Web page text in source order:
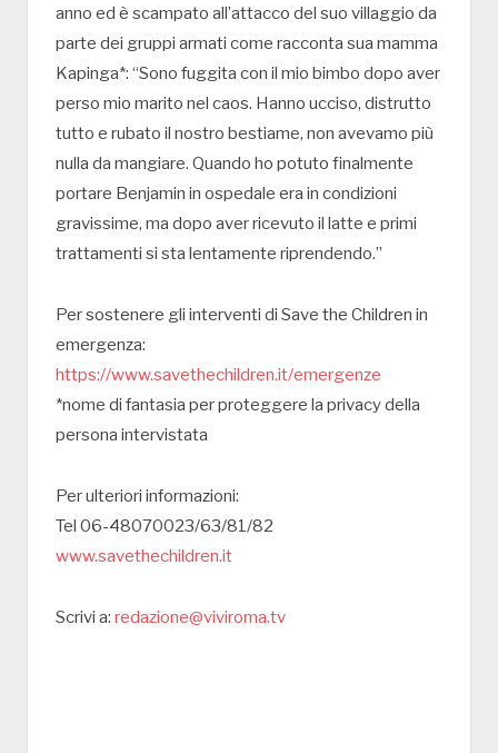
anno ed è scampato all’attacco del suo villaggio da
parte dei gruppi armati come racconta sua mamma
Kapinga*: “Sono fuggita con il mio bimbo dopo aver
perso mio marito nel caos. Hanno ucciso, distrutto
tutto e rubato il nostro bestiame, non avevamo più
nulla da mangiare. Quando ho potuto finalmente
portare Benjamin in ospedale era in condizioni
gravissime, ma dopo aver ricevuto il latte e primi
trattamenti si sta lentamente riprendendo.”
Per sostenere gli interventi di Save the Children in
emergenza:
https://www.savethechildren.it/emergenze
*nome di fantasia per proteggere la privacy della
persona intervistata
Per ulteriori informazioni:
Tel 06-48070023/63/81/82
www.savethechildren.it
Scrivi a: redazione@viviroma.tv